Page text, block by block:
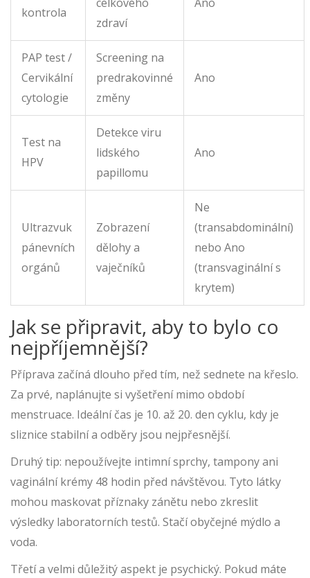
kontrola
zdraví
PAP test /
Cervikální
cytologie
Screening na
predrakovinné
změny
Ano
Test na
HPV
Detekce viru
lidského
papillomu
Ano
Ultrazvuk
pánevních
orgánů
Zobrazení
dělohy a
vaječníků
Ne
(transabdominální)
nebo Ano
(transvaginální s
krytem)
Jak se připravit, aby to bylo co
nejpříjemnější?
Příprava začíná dlouho před tím, než sednete na křeslo.
Za prvé, naplánujte si vyšetření mimo období
menstruace. Ideální čas je 10. až 20. den cyklu, kdy je
sliznice stabilní a odběry jsou nejpřesnější.
Druhý tip: nepoužívejte intimní sprchy, tampony ani
vaginální krémy 48 hodin před návštěvou. Tyto látky
mohou maskovat příznaky zánětu nebo zkreslit
výsledky laboratorních testů. Stačí obyčejné mýdlo a
voda.
Třetí a velmi důležitý aspekt je psychický. Pokud máte